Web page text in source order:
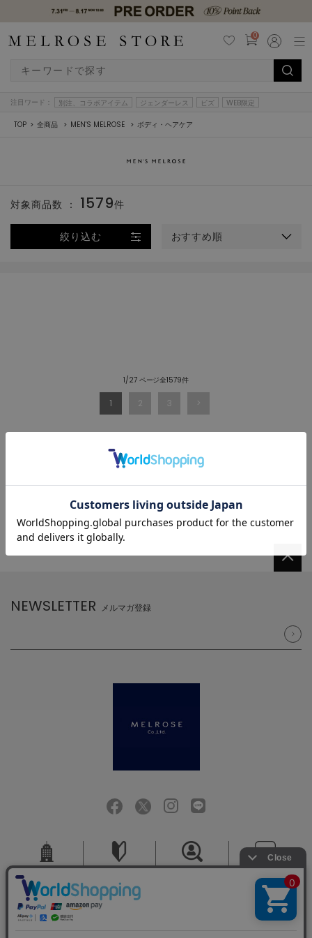
0
注目ワード： 別注、コラボアイテム ジェンダーレス ビズ WEB限定
TOP 全商品 MEN'S MELROSE ボディ・ヘアケア
絞り込む おすすめ順
対象商品数 ： 1579件
1/27 ページ全1579件
1 2 3
NEWSLETTER メルマガ登録
会社概要 お問い合せ
ご利用規約 特定商取引法に基づく表記